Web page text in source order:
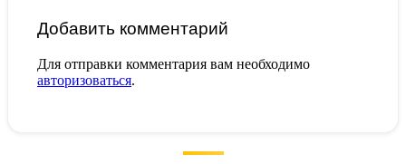
Добавить комментарий
Для отправки комментария вам необходимо
авторизоваться.